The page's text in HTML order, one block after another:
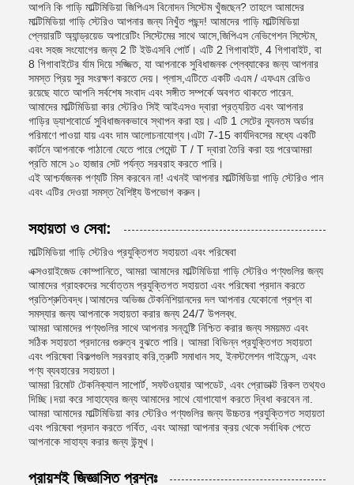
আপনি কি গাড়ি মাল্টিমিডিয়া জিপিএস বিনোদন সিস্টেম খুঁজছেন? তাহলে আমাদের
মাল্টিমিডিয়া গাড়ি স্টেরিও আপনার জন্য নিখুঁত পছন্দ! আমাদের গাড়ি মাল্টিমিডিয়া
প্লেয়ারটি অ্যান্ড্রয়েড অপারেটিং সিস্টেমের সাথে আসে,জিপিএস নেভিগেশন সিস্টেম,
এবং সহজ সংযোগের জন্য 2 টি ইউএসবি পোর্ট। এটি 2 গিগাবাইট, 4 গিগাবাইট, বা
8 গিগাবাইটের র্যাম দিয়ে সজ্জিত, যা আপনাকে সুবিধাজনক প্লেব্যাকের জন্য আপনার
সমস্ত প্রিয় সুর সংরক্ষণ করতে দেয়। প্লাস,এটিতে একটি এএম / এফএম রেডিও
রয়েছে যাতে আপনি সর্বশেষ সংবাদ এবং সঙ্গীত সম্পর্কে অবগত থাকতে পারেন.
আমাদের মাল্টিমিডিয়া কার স্টেরিও সিই আইএসও দ্বারা প্রত্যয়িত এবং আপনার
গাড়ির ড্যাশবোর্ডে সুবিধাজনকভাবে স্থাপন করা হয়। এটি 1 সেটের ন্যূনতম অর্ডার
পরিমাণে পাওয়া যায় এবং দাম আলোচনাযোগ্য।এটা 7-15 কার্যদিবসের মধ্যে একটি
কার্টনে আপনাকে পাঠানো যেতে পারে পেমেন্ট T / T দ্বারা তৈরি করা হয় পরেআমরা
প্রতি মাসে ১০ হাজার সেট পর্যন্ত সরবরাহ করতে পারি।
এই আশ্চর্যজনক পণ্যটি মিস করবেন না! এখনই আপনার মাল্টিমিডিয়া গাড়ি স্টেরিও পান
এবং এটির দেওয়া সমস্ত বৈশিষ্ট্য উপভোগ করুন।
সহায়তা ও সেবা:
মাল্টিমিডিয়া গাড়ি স্টেরিও প্রযুক্তিগত সহায়তা এবং পরিষেবা
এক্সওয়াইজেড কোম্পানিতে, আমরা আমাদের মাল্টিমিডিয়া গাড়ি স্টেরিও পণ্যগুলির জন্য
আমাদের গ্রাহকদের সর্বোত্তম প্রযুক্তিগত সহায়তা এবং পরিষেবা প্রদান করতে
প্রতিশ্রুতিবদ্ধ।আমাদের অভিজ্ঞ টেকনিশিয়ানদের দল আপনার যেকোনো প্রশ্ন বা
সমস্যার জন্য আপনাকে সহায়তা করার জন্য 24/7 উপলব্ধ.
আমরা আমাদের পণ্যগুলির সাথে আপনার সন্তুষ্টি নিশ্চিত করার জন্য সময়মত এবং
সঠিক সহায়তা প্রদানের গুরুত্ব বুঝতে পারি। আমরা বিভিন্ন প্রযুক্তিগত সহায়তা
এবং পরিষেবা বিকল্পগুলি সরবরাহ করি,ত্রুটি সমাধান সহ, ইনস্টলেশন গাইডেন্স, এবং
পণ্য ব্যবহারের সহায়তা।
আমরা রিমোট টেকনিক্যাল সাপোর্ট, সফটওয়্যার আপডেট, এবং প্রোডাক্ট রিকল তথ্যও
দিচ্ছি।দয়া করে সাহায্যের জন্য আমাদের সাথে যোগাযোগ করতে দ্বিধা করবেন না.
আমরা আমাদের মাল্টিমিডিয়া কার স্টেরিও পণ্যগুলির জন্য উচ্চতর প্রযুক্তিগত সহায়তা
এবং পরিষেবা প্রদান করতে গর্বিত, এবং আমরা আপনার ক্রয় থেকে সর্বাধিক পেতে
আপনাকে সাহায্য করার জন্য উন্মুখ।
প্রায়শই জিজ্ঞাসিত প্রশ্নঃ